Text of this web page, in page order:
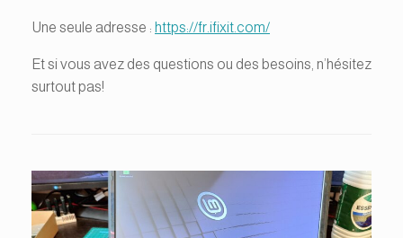
Une seule adresse : https://fr.ifixit.com/
Et si vous avez des questions ou des besoins, n’hésitez
surtout pas!